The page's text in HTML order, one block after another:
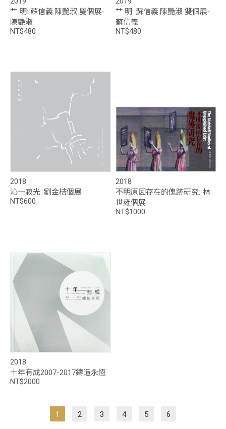
艹.明: 蘇信義.陳艷淑 雙個展-
陳艷淑
NT$480
艹.明: 蘇信義.陳艷淑 雙個展-
蘇信義
NT$480
2018
沁一寂光: 劉金桔個展
NT$600
2018
不明原因存在的傀跡研究: 林
世雍個展
NT$1000
2018
十年有成2007-2017鑄造永恆
NT$2000
1 2 3 4 5 6